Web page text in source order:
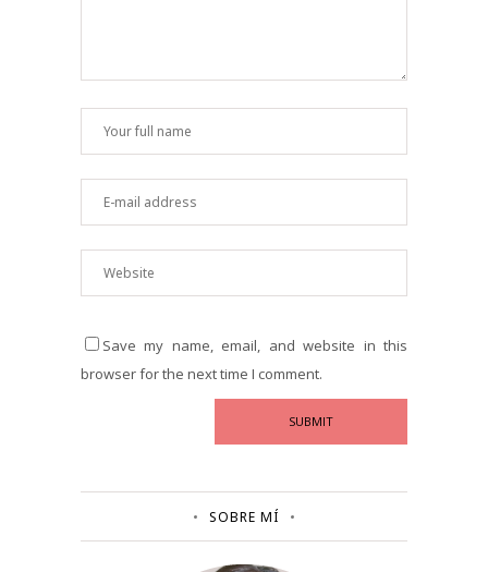
Save my name, email, and website in this
browser for the next time I comment.
SOBRE MÍ